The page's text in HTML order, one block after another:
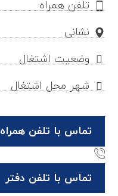
تلفن همراه
نشانی
وضعیت اشتغال
شهر محل اشتغال
تماس با تلفن همراه
تماس با تلفن دفتر